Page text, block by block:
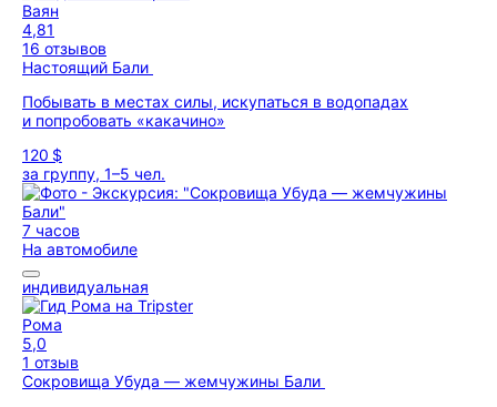
Ваян
4,81
16 отзывов
Настоящий Бали
Побывать в местах силы, искупаться в водопадах
и попробовать «какачино»
120 $
за группу, 1–5 чел.
7 часов
На автомобиле
индивидуальная
Рома
5,0
1 отзыв
Сокровища Убуда — жемчужины Бали